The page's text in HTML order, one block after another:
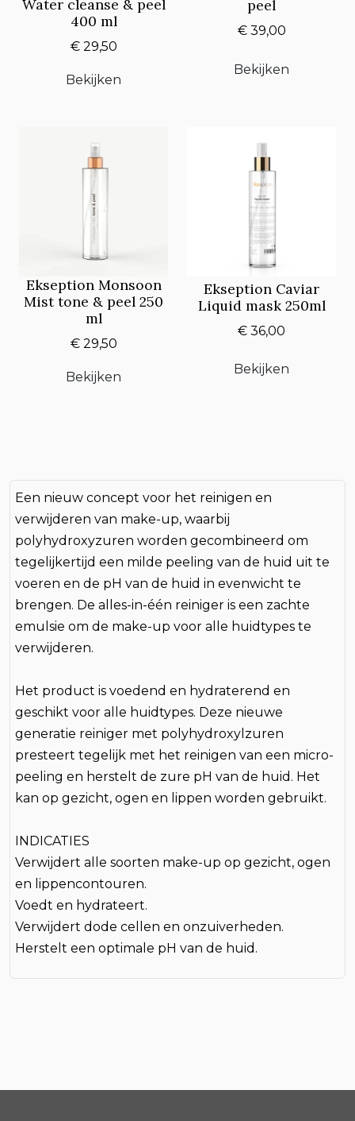
Water cleanse & peel
400 ml
€ 29,50
Bekijken
peel
€ 39,00
Bekijken
Ekseption Monsoon
Mist tone & peel 250
ml
€ 29,50
Bekijken
Ekseption Caviar
Liquid mask 250ml
€ 36,00
Bekijken
Een nieuw concept voor het reinigen en
verwijderen van make-up, waarbij
polyhydroxyzuren worden gecombineerd om
tegelijkertijd een milde peeling van de huid uit te
voeren en de pH van de huid in evenwicht te
brengen. De alles-in-één reiniger is een zachte
emulsie om de make-up voor alle huidtypes te
verwijderen.
Het product is voedend en hydraterend en
geschikt voor alle huidtypes. Deze nieuwe
generatie reiniger met polyhydroxylzuren
presteert tegelijk met het reinigen van een micro-
peeling en herstelt de zure pH van de huid. Het
kan op gezicht, ogen en lippen worden gebruikt.
INDICATIES
Verwijdert alle soorten make-up op gezicht, ogen
en lippencontouren.
Voedt en hydrateert.
Verwijdert dode cellen en onzuiverheden.
Herstelt een optimale pH van de huid.